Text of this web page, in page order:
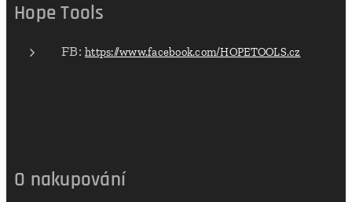
Hope Tools
FB:https://www.facebook.com/HOPETOOLS.cz
O nakupování